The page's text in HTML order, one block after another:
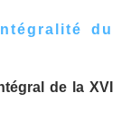
du
de la XVI